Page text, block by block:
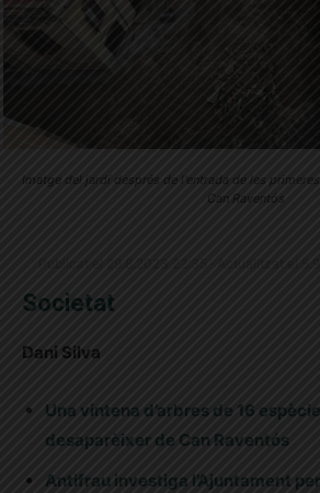
Imatge del jardí després de l'entrada de les
Can Raventós
Societat
Dani Silva
Una vintena d’arbres de 16
desaparèixer de Can Raventós
Antifrau investiga l’Ajuntament